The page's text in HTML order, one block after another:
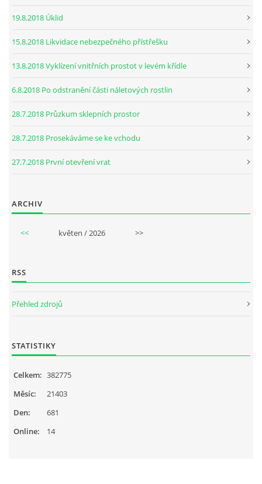
19.8.2018 Úklid
15.8.2018 Likvidace nebezpečného přístřešku
13.8.2018 Vyklízení vnitřních prostot v levém křídle
6.8.2018 Po odstranění části náletových rostlin
28.7.2018 Průzkum sklepních prostor
28.7.2018 Prosekáváme se ke vchodu
27.7.2018 První otevření vrat
ARCHIV
<< květen / 2026 >>
RSS
Přehled zdrojů
STATISTIKY
Online: 14
Celkem: 382775
Měsíc:
21403
Den:
681